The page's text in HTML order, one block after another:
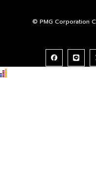
© PMG Corporation